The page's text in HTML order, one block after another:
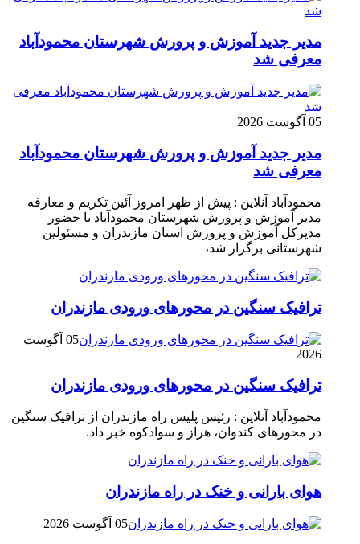
مدیر جدید آموزش و پرورش شهرستان محمودآباد
معرفی شد
05 آگوست 2026
مدیر جدید آموزش و پرورش شهرستان محمودآباد
معرفی شد
محمودآباد آنلاین : پیش از ظهر امروز آئین تکریم و معارفه
مدیر آموزش و پرورش شهرستان محمودآباد با حضور
مدیرکل آموزش و پرورش استان مازندران و مسئولین
شهرستانی برگزار شد،
ترافیک سنگین در محور‌های ورودی مازندران
05 آگوست
2026
ترافیک سنگین در محور‌های ورودی مازندران
محمودآباد آنلاین : رئیس پلیس راه مازندران از ترافیک سنگین
در محور‌های کندوان، هراز و سوادکوه خبر داد.
هوای بارانی و خنک در راه مازندران
05 آگوست 2026